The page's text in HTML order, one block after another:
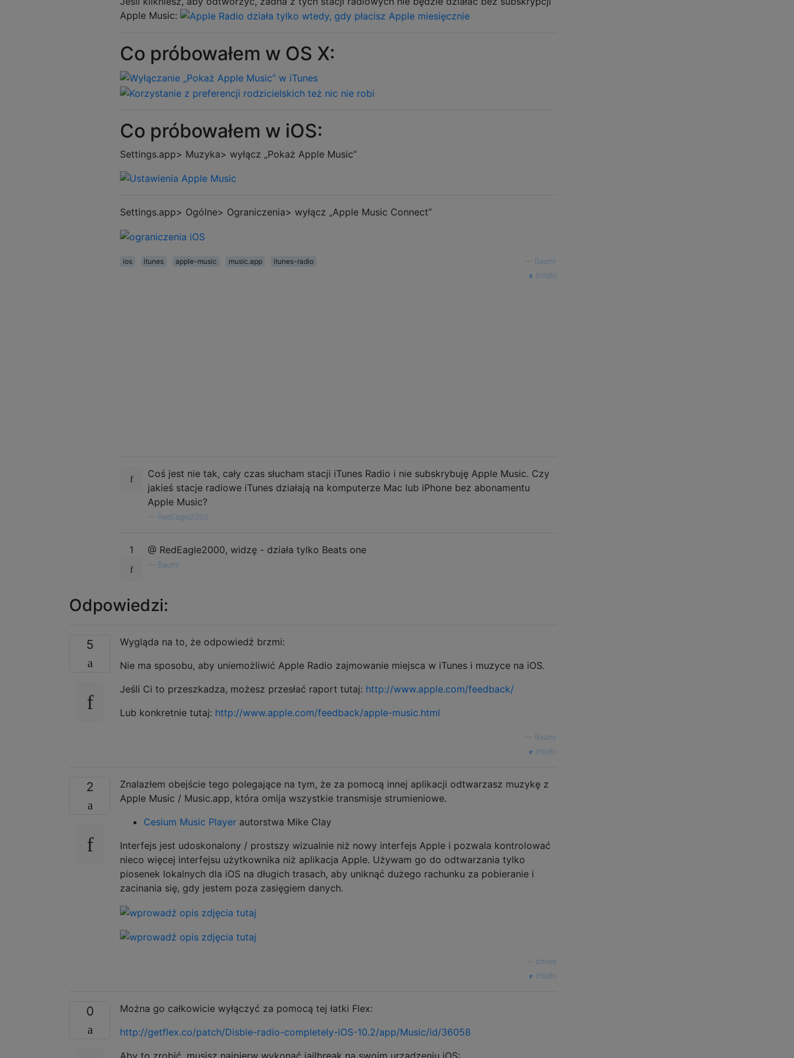
Apple Music:
Co próbowałem w OS X:
Co próbowałem w iOS:
Settings.app> Muzyka> wyłącz „Pokaż Apple Music”
Settings.app> Ogólne> Ograniczenia> wyłącz „Apple Music Connect”
ios itunes apple-music music.app itunes-radio
Baumr
źródło
Coś jest nie tak, cały czas słucham stacji iTunes Radio i nie subskrybuję Apple Music. Czy
jakieś stacje radiowe iTunes działają na komputerze Mac lub iPhone bez abonamentu
Apple Music?
RedEagle2000
1 @ RedEagle2000, widzę - działa tylko Beats one
Baumr
Odpowiedzi:
5
Wygląda na to, że odpowiedź brzmi:
Nie ma sposobu, aby uniemożliwić Apple Radio zajmowanie miejsca w iTunes i muzyce na iOS.
Jeśli Ci to przeszkadza, możesz przesłać raport tutaj: http://www.apple.com/feedback/
Lub konkretnie tutaj: http://www.apple.com/feedback/apple-music.html
Baumr
źródło
2
Znalazłem obejście tego polegające na tym, że za pomocą innej aplikacji odtwarzasz muzykę z
Apple Music / Music.app, która omija wszystkie transmisje strumieniowe.
Cesium Music Player autorstwa Mike Clay
Interfejs jest udoskonalony / prostszy wizualnie niż nowy interfejs Apple i pozwala kontrolować
nieco więcej interfejsu użytkownika niż aplikacja Apple. Używam go do odtwarzania tylko
piosenek lokalnych dla iOS na długich trasach, aby uniknąć dużego rachunku za pobieranie i
zacinania się, gdy jestem poza zasięgiem danych.
bmike
źródło
0
Można go całkowicie wyłączyć za pomocą tej łatki Flex:
http://getflex.co/patch/Disble-radio-completely-iOS-10.2/app/Music/id/36058